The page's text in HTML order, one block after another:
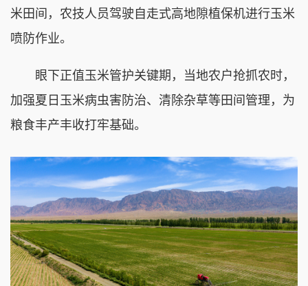
米田间，农技人员驾驶自走式高地隙植保机进行玉米
喷防作业。
眼下正值玉米管护关键期，当地农户抢抓农时，
加强夏日玉米病虫害防治、清除杂草等田间管理，为
粮食丰产丰收打牢基础。